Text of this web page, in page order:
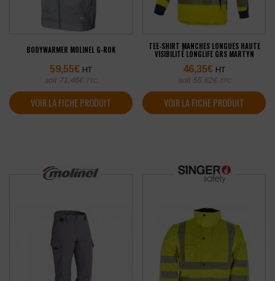
BODYWARMER MOLINEL G-ROK
59,55€ HT
soit 71,46€ TTC
VOIR LA FICHE PRODUIT
TEE-SHIRT MANCHES LONGUES HAUTE
VISIBILITÉ LONGLIFE GRS MARTYN
46,35€ HT
soit 55,62€ TTC
VOIR LA FICHE PRODUIT